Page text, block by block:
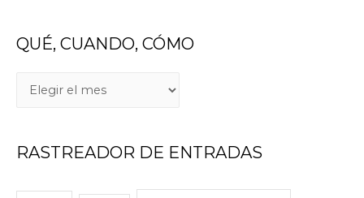
QUÉ, CUANDO, CÓMO
RASTREADOR DE ENTRADAS